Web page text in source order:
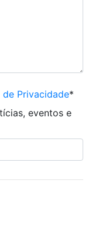
de Privacidade*
eventos e